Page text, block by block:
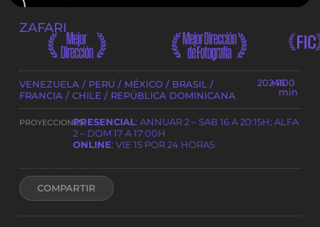
ZAFARI
VENEZUELA / PERÚ / MÉXICO / BRASIL /
FRANCIA / CHILE / REPÚBLICA DOMINICANA
2024
+16100
min
PROYECCIONESPRESENCIAL: ANNUAR 2 – SAB 16 A 20:15H; ALFA
2 – DOM 17 A 17:00H
ONLINE: VIE 15 POR 24 HORAS
COMPARTIR